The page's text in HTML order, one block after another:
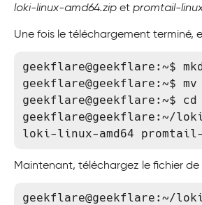
loki-linux-amd64.zip et promtail-
Une fois le téléchargement terminé,
geekflare@geekflare:~$
geekflare@geekflare:~$
geekflare@geekflare:~$
geekflare@geekflare:~/
loki-linux-amd64 promtail-
Maintenant, téléchargez le fichier
geekflare@geekflare:~/